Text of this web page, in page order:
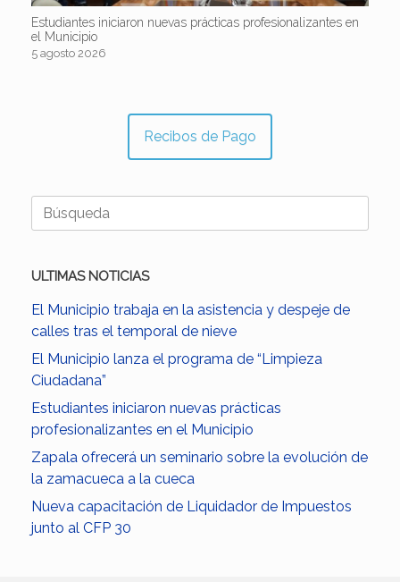
Estudiantes iniciaron nuevas prácticas profesionalizantes en
el Municipio
5 agosto 2026
Recibos de Pago
Buscar:
ULTIMAS NOTICIAS
El Municipio trabaja en la asistencia y despeje de
calles tras el temporal de nieve
El Municipio lanza el programa de “Limpieza
Ciudadana”
Estudiantes iniciaron nuevas prácticas
profesionalizantes en el Municipio
Zapala ofrecerá un seminario sobre la evolución de
la zamacueca a la cueca
Nueva capacitación de Liquidador de Impuestos
junto al CFP 30